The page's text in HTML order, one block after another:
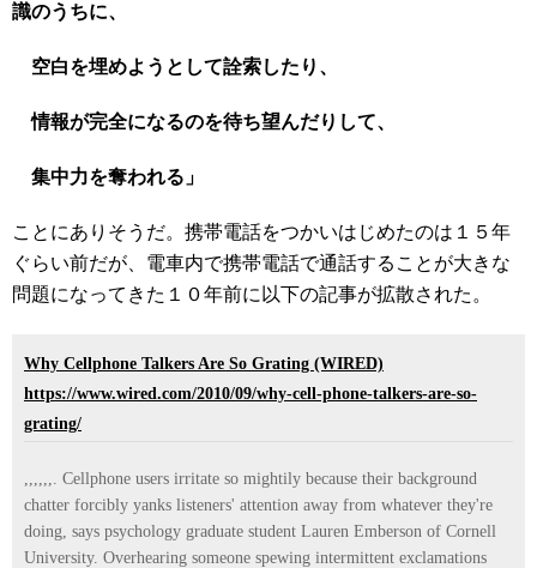
識のうちに、
空白を埋めようとして詮索したり、
情報が完全になるのを待ち望んだりして、
集中力を奪われる」
ことにありそうだ。携帯電話をつかいはじめたのは１５年
ぐらい前だが、電車内で携帯電話で通話することが大きな
問題になってきた１０年前に以下の記事が拡散された。
Why Cellphone Talkers Are So Grating (WIRED)
https://www.wired.com/2010/09/why-cell-phone-talkers-are-so-
grating/
,,,,,,. Cellphone users irritate so mightily because their background
chatter forcibly yanks listeners' attention away from whatever they're
doing, says psychology graduate student Lauren Emberson of Cornell
University. Overhearing someone spewing intermittent exclamations